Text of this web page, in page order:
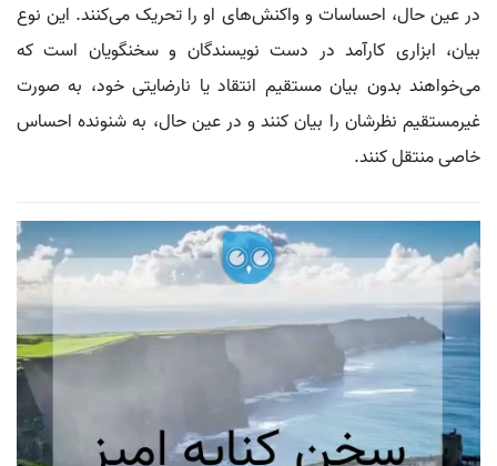
در عین حال، احساسات و واکنش‌های او را تحریک می‌کنند. این نوع
بیان، ابزاری کارآمد در دست نویسندگان و سخنگویان است که
می‌خواهند بدون بیان مستقیم انتقاد یا نارضایتی خود، به صورت
غیرمستقیم نظرشان را بیان کنند و در عین حال، به شنونده احساس
خاصی منتقل کنند.